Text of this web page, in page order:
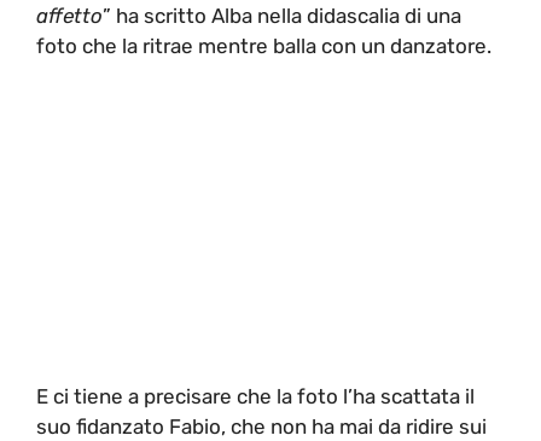
affetto” ha scritto Alba nella didascalia di una
foto che la ritrae mentre balla con un danzatore.
E ci tiene a precisare che la foto l’ha scattata il
suo fidanzato Fabio, che non ha mai da ridire sui